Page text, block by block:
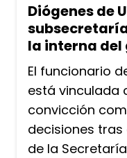
Diógenes de
la interna
El funcionario
está vinculada
convicción
decisiones
de la